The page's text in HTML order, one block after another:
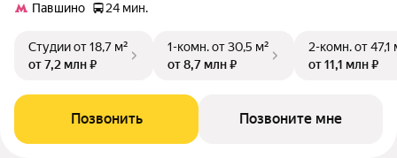
Павшино
24 мин.
Студииот 18,7 м²
от 7,2 млн ₽
1-комн.от 30,5 м²
от 8,7 млн ₽
2-комн.от 47,1
от 11,1 млн ₽
Позвонить Позвоните мне